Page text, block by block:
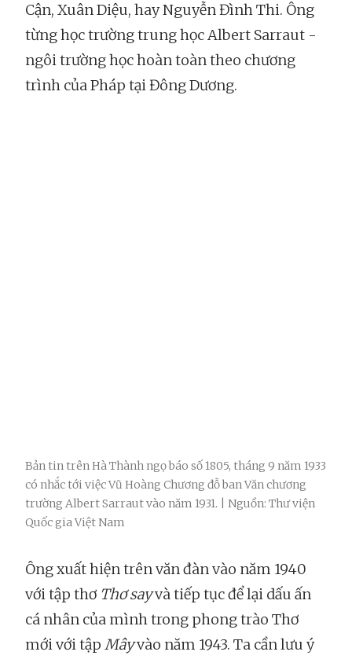
Cận, Xuân Diệu, hay Nguyễn Đình Thi. Ông
từng học trường trung học Albert Sarraut -
ngôi trường học hoàn toàn theo chương
trình của Pháp tại Đông Dương.
Bản tin trên Hà Thành ngọ báo số 1805, tháng 9 năm 1933
có nhắc tới việc Vũ Hoàng Chương đỗ ban Văn chương
trường Albert Sarraut vào năm 1931. | Nguồn: Thư viện
Quốc gia Việt Nam
Ông xuất hiện trên văn đàn vào năm 1940
với tập thơ Thơ sayvà tiếp tục để lại dấu ấn
cá nhân của mình trong phong trào Thơ
mới với tập Mâyvào năm 1943. Ta cần lưu ý